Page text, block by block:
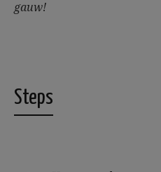
gauw!
Steps